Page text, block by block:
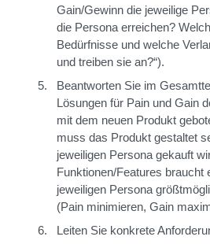
Gain/Gewinn die jeweilige
die Persona erreichen?
Bedürfnisse und welche
und treiben sie an?“).
Beantworten Sie im
Lösungen für Pain und Gain
mit dem neuen Produkt
muss das Produkt gestaltet
jeweiligen Persona gekauft
Funktionen/Features braucht
jeweiligen Persona
(Pain minimieren, Gain
Leiten Sie konkrete